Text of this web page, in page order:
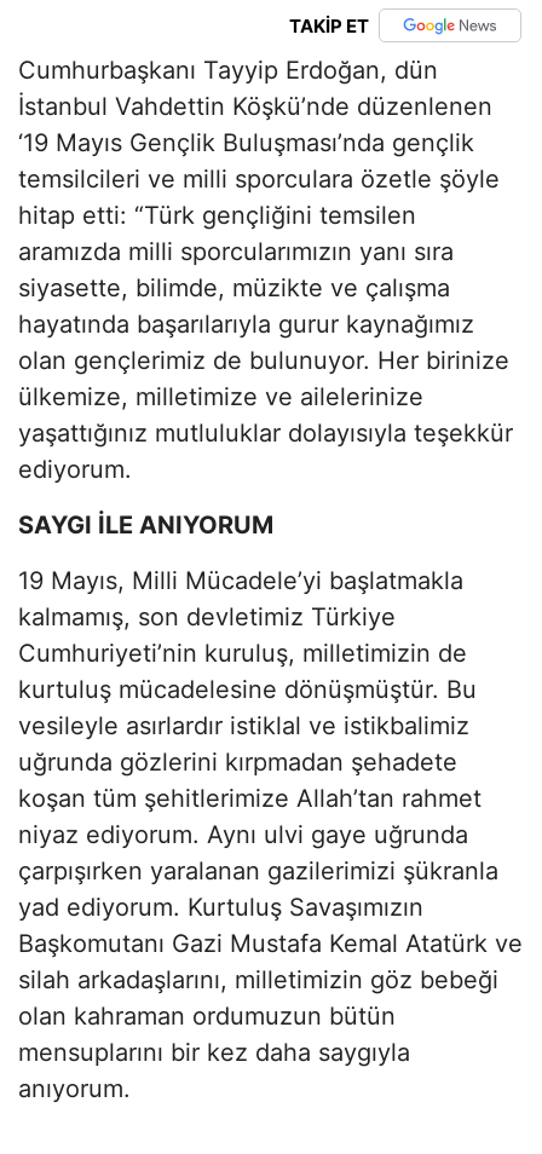
TAKİP ET
Cumhurbaşkanı Tayyip Erdoğan, dün
İstanbul Vahdettin Köşkü’nde düzenlenen
‘19 Mayıs Gençlik Buluşması’nda gençlik
temsilcileri ve milli sporculara özetle şöyle
hitap etti: “Türk gençliğini temsilen
aramızda milli sporcularımızın yanı sıra
siyasette, bilimde, müzikte ve çalışma
hayatında başarılarıyla gurur kaynağımız
olan gençlerimiz de bulunuyor. Her birinize
ülkemize, milletimize ve ailelerinize
yaşattığınız mutluluklar dolayısıyla teşekkür
ediyorum.
SAYGI İLE ANIYORUM
19 Mayıs, Milli Mücadele’yi başlatmakla
kalmamış, son devletimiz Türkiye
Cumhuriyeti’nin kuruluş, milletimizin de
kurtuluş mücadelesine dönüşmüştür. Bu
vesileyle asırlardır istiklal ve istikbalimiz
uğrunda gözlerini kırpmadan şehadete
koşan tüm şehitlerimize Allah’tan rahmet
niyaz ediyorum. Aynı ulvi gaye uğrunda
çarpışırken yaralanan gazilerimizi şükranla
yad ediyorum. Kurtuluş Savaşımızın
Başkomutanı Gazi Mustafa Kemal Atatürk ve
silah arkadaşlarını, milletimizin göz bebeği
olan kahraman ordumuzun bütün
mensuplarını bir kez daha saygıyla
anıyorum.